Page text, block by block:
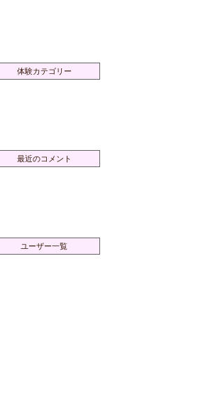
体験カテゴリー
最近のコメント
ユーザー一覧